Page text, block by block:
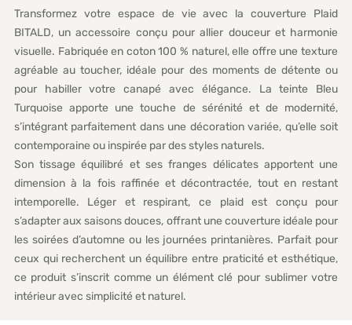
Transformez votre espace de vie avec la couverture Plaid
BITALD, un accessoire conçu pour allier douceur et harmonie
visuelle. Fabriquée en coton 100 % naturel, elle offre une texture
agréable au toucher, idéale pour des moments de détente ou
pour habiller votre canapé avec élégance. La teinte Bleu
Turquoise apporte une touche de sérénité et de modernité,
s’intégrant parfaitement dans une décoration variée, qu’elle soit
contemporaine ou inspirée par des styles naturels.
Son tissage équilibré et ses franges délicates apportent une
dimension à la fois raffinée et décontractée, tout en restant
intemporelle. Léger et respirant, ce plaid est conçu pour
s’adapter aux saisons douces, offrant une couverture idéale pour
les soirées d’automne ou les journées printanières. Parfait pour
ceux qui recherchent un équilibre entre praticité et esthétique,
ce produit s’inscrit comme un élément clé pour sublimer votre
intérieur avec simplicité et naturel.